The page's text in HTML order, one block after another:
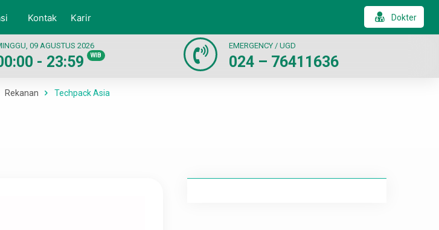
Kontak Karir Dokter
09 AGUSTUS 2026
- 23:59 WIB
EMERGENCY / UGD
024 – 76411636
Rekanan Techpack Asia